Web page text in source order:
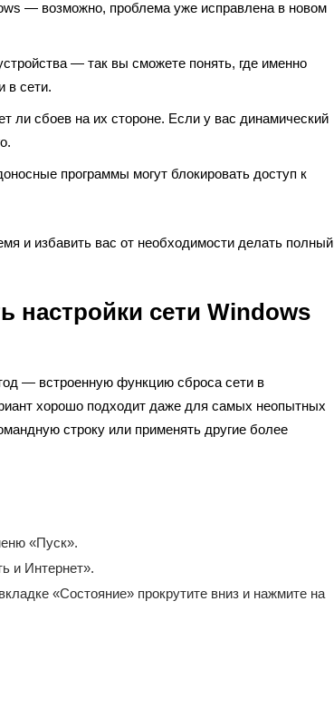
— возможно, проблема уже исправлена в новом
— так вы сможете понять, где именно
в сети.
ли сбоев на их стороне. Если у вас динамический
программы могут блокировать доступ к
и избавить вас от необходимости делать полный
настройки сети Windows
— встроенную функцию сброса сети в
хорошо подходит даже для самых неопытных
строку или применять другие более
«Пуск».
и Интернет».
«Состояние» прокрутите вниз и нажмите на